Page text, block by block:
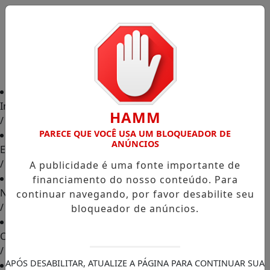
Início
/
Edições
/
Notícias
/
Contato
/
HAMM
PARECE QUE VOCÊ USA UM BLOQUEADOR DE
ANÚNCIOS
A publicidade é uma fonte importante de
financiamento do nosso conteúdo. Para
continuar navegando, por favor desabilite seu
bloqueador de anúncios.
APÓS DESABILITAR, ATUALIZE A PÁGINA PARA CONTINUAR SUA